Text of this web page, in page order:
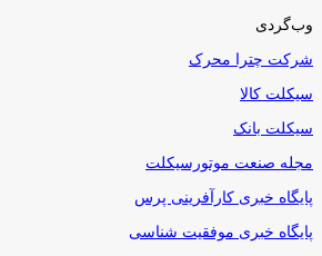
وب‌گردی
شرکت چترا محرک
سیکلت کالا
سیکلت بانک
مجله صنعت موتورسیکلت
پایگاه خبری کارآفرینی پرس
پایگاه خبری موفقیت شناسی